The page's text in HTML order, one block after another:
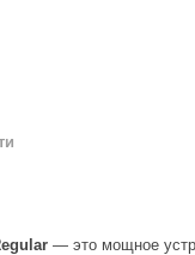
— это мощное